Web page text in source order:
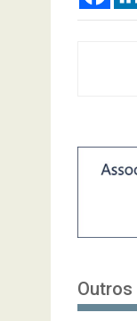
Outros